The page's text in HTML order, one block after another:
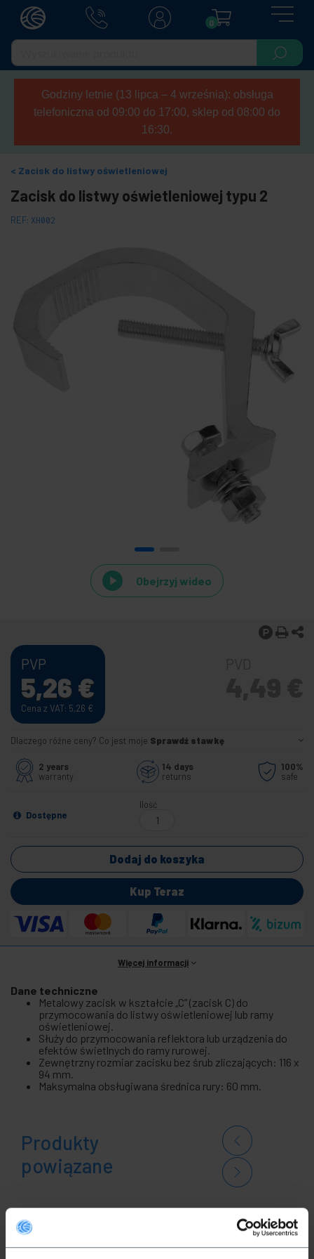
0
Godziny letnie (13 lipca – 4 września): obsługa
telefoniczna od 09:00 do 17:00, sklep od 08:00 do
16:30.
Zacisk do listwy oświetleniowej
Zacisk do listwy oświetleniowej typu 2
REF: XH002
Obejrzyj wideo
PVP
5,26 €
Cena z VAT: 5,26 €
Dlaczego różne ceny? Co jest moje Sprawdź stawkę
2 years
warranty
14 days
returns
100%
safe
Dostępne
Ilość
Dodaj do koszyka
Kup Teraz
Więcej informacji
Dane techniczne
Metalowy zacisk w kształcie „C” (zacisk C) do
przymocowania do listwy oświetleniowej lub ramy
oświetleniowej.
Służy do przymocowania reflektora lub urządzenia do
efektów świetlnych do ramy rurowej.
Zewnętrzny rozmiar zacisku bez śrub zliczających: 116 x
94 mm.
Maksymalna obsługiwana średnica rury: 60 mm.
Produkty
powiązane